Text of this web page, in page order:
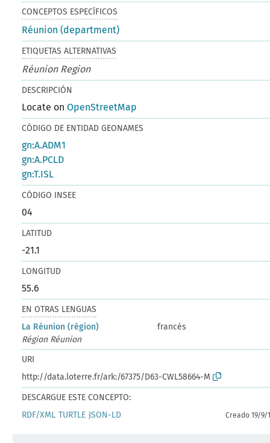
CONCEPTOS ESPECÍFICOS
Réunion (department)
ETIQUETAS ALTERNATIVAS
Réunion Region
DESCRIPCIÓN
Locate onOpenStreetMap
CÓDIGO DE ENTIDAD GEONAMES
gn:A.ADM1
gn:A.PCLD
gn:T.ISL
CÓDIGO INSEE
04
LATITUD
-21.1
LONGITUD
55.6
EN OTRAS LENGUAS
La Réunion (région)
francés
Région Réunion
URI
http://data.loterre.fr/ark:/67375/D63-CWL58664-M
DESCARGUE ESTE CONCEPTO:
RDF/XML TURTLE JSON-LD Creado 19/9/